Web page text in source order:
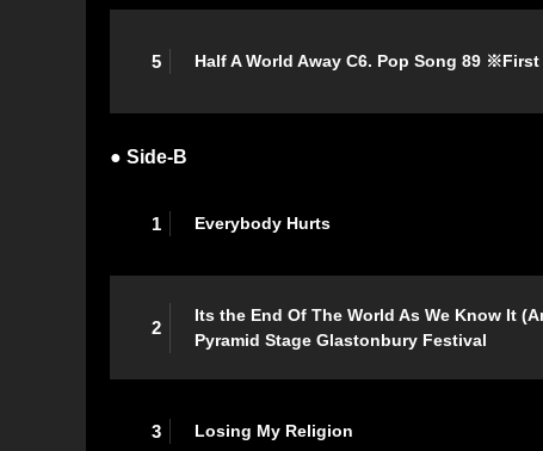
5 Half A World Away C6. Pop Song 89
● Side-B
1 Everybody Hurts
2
Its the End Of The World As We Know It
Pyramid Stage Glastonbury Festival
3 Losing My Religion